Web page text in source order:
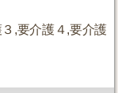
,要介護４,要介護